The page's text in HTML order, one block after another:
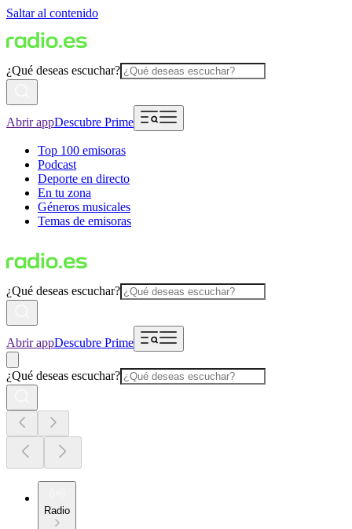
Saltar al contenido
¿Qué deseas escuchar?
Abrir appDescubre Prime
Top 100 emisoras
Podcast
Deporte en directo
En tu zona
Géneros musicales
Temas de emisoras
¿Qué deseas escuchar?
Abrir appDescubre Prime
¿Qué deseas escuchar?
Radio